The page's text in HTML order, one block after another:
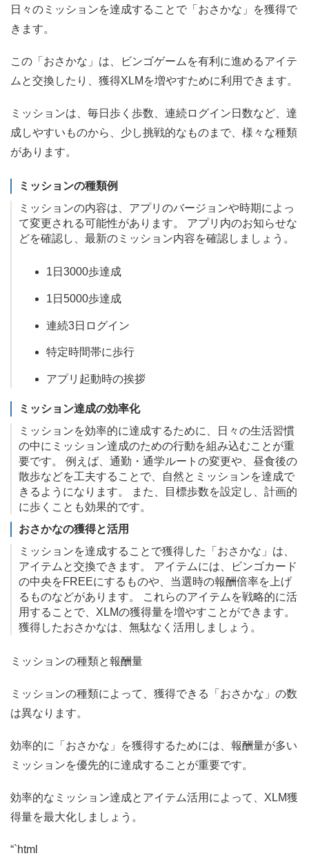
日々のミッションを達成することで「おさかな」を獲得で
きます。
この「おさかな」は、ビンゴゲームを有利に進めるアイテ
ムと交換したり、獲得XLMを増やすために利用できます。
ミッションは、毎日歩く歩数、連続ログイン日数など、達
成しやすいものから、少し挑戦的なものまで、様々な種類
があります。
ミッションの種類例
ミッションの内容は、アプリのバージョンや時期によっ
て変更される可能性があります。 アプリ内のお知らせな
どを確認し、最新のミッション内容を確認しましょう。
1日3000歩達成
1日5000歩達成
連続3日ログイン
特定時間帯に歩行
アプリ起動時の挨拶
ミッション達成の効率化
ミッションを効率的に達成するために、日々の生活習慣
の中にミッション達成のための行動を組み込むことが重
要です。 例えば、通勤・通学ルートの変更や、昼食後の
散歩などを工夫することで、自然とミッションを達成で
きるようになります。 また、目標歩数を設定し、計画的
に歩くことも効果的です。
おさかなの獲得と活用
ミッションを達成することで獲得した「おさかな」は、
アイテムと交換できます。 アイテムには、ビンゴカード
の中央をFREEにするものや、当選時の報酬倍率を上げ
るものなどがあります。 これらのアイテムを戦略的に活
用することで、XLMの獲得量を増やすことができます。
獲得したおさかなは、無駄なく活用しましょう。
ミッションの種類と報酬量
ミッションの種類によって、獲得できる「おさかな」の数
は異なります。
効率的に「おさかな」を獲得するためには、報酬量が多い
ミッションを優先的に達成することが重要です。
効率的なミッション達成とアイテム活用によって、XLM獲
得量を最大化しましょう。
“`html